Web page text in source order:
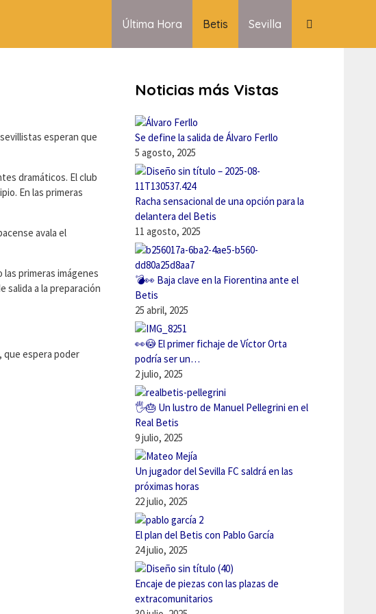
Última Hora Betis Sevilla
esperan que
dramáticos. El club
En las primeras
avala el
primeras imágenes
salida a la preparación
, que espera poder
Noticias más Vistas
Se define la salida de Álvaro Ferllo
5 agosto, 2025
Racha sensacional de una opción para la
delantera del Betis
11 agosto, 2025
💣👀 Baja clave en la Fiorentina ante el
Betis
25 abril, 2025
👀😳 El primer fichaje de Víctor Orta
podría ser un…
2 julio, 2025
🖐️🎂 Un lustro de Manuel Pellegrini en el
Real Betis
9 julio, 2025
Un jugador del Sevilla FC saldrá en las
próximas horas
22 julio, 2025
El plan del Betis con Pablo García
24 julio, 2025
Encaje de piezas con las plazas de
extracomunitarios